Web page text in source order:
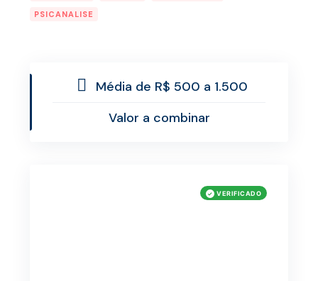
PSICANALISE
Média de R$ 500 a 1.500
Valor a combinar